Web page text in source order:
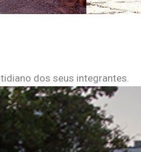
dos seus integrantes.